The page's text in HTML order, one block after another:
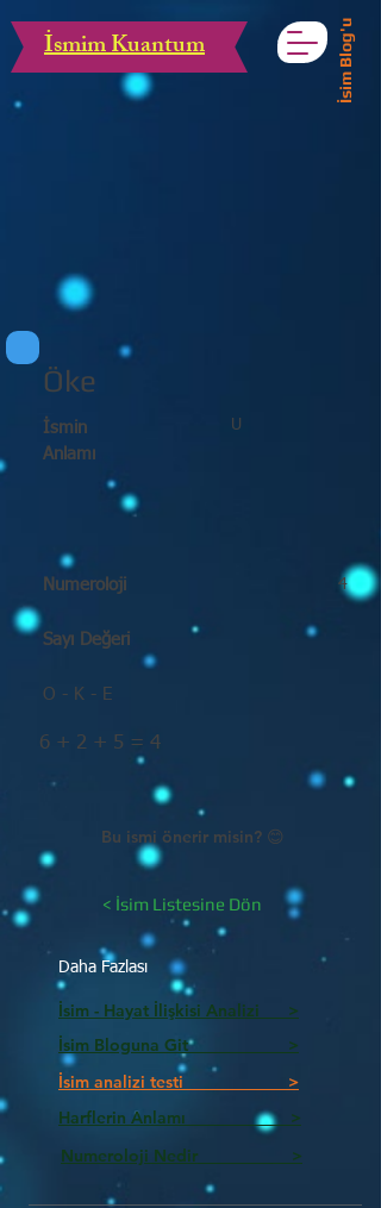
İsmim Kuantum İsim Blog'u
Öke
U
İsmin
Anlamı
Numeroloji
Sayı Değeri
4
O - K - E
6 + 2 + 5 = 4
Bu ismi önerir misin? 😊
< İsim Listesine Dön
Daha Fazlası
İsim - Hayat İlişkisi Analizi >
İsim Bloguna Git >
İsim analizi testi >
Harflerin Anlamı >
Numeroloji Nedir_________ >